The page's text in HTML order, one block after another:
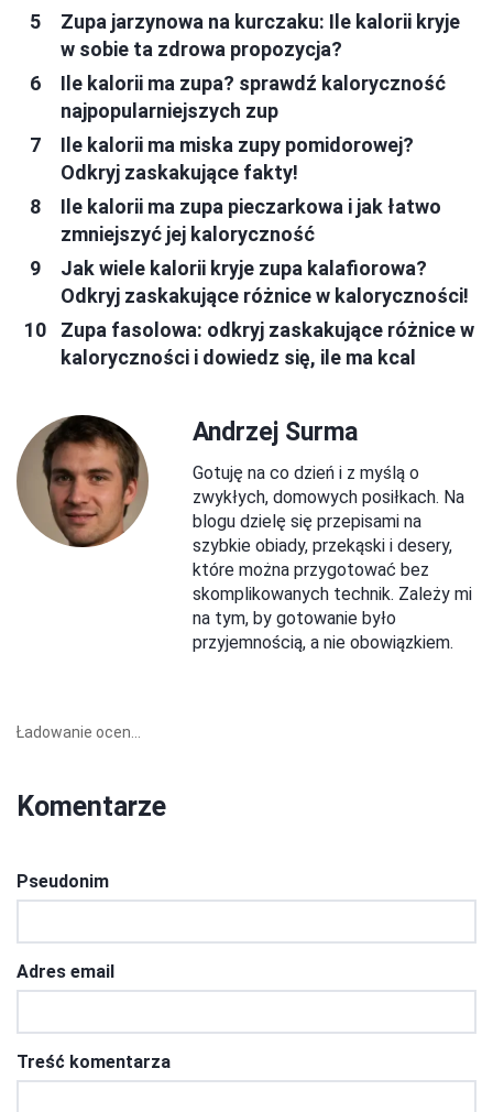
Zupa jarzynowa na kurczaku: Ile kalorii kryje
w sobie ta zdrowa propozycja?
Ile kalorii ma zupa? sprawdź kaloryczność
najpopularniejszych zup
Ile kalorii ma miska zupy pomidorowej?
Odkryj zaskakujące fakty!
Ile kalorii ma zupa pieczarkowa i jak łatwo
zmniejszyć jej kaloryczność
Jak wiele kalorii kryje zupa kalafiorowa?
Odkryj zaskakujące różnice w kaloryczności!
Zupa fasolowa: odkryj zaskakujące różnice w
kaloryczności i dowiedz się, ile ma kcal
Andrzej Surma
Gotuję na co dzień i z myślą o
zwykłych, domowych posiłkach. Na
blogu dzielę się przepisami na
szybkie obiady, przekąski i desery,
które można przygotować bez
skomplikowanych technik. Zależy mi
na tym, by gotowanie było
przyjemnością, a nie obowiązkiem.
Ładowanie ocen...
Komentarze
Pseudonim
Adres email
Treść komentarza